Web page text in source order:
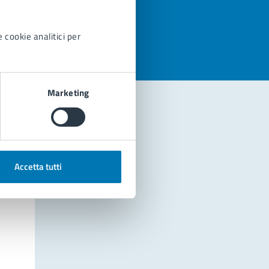
cookie analitici per
Marketing
Accetta tutti